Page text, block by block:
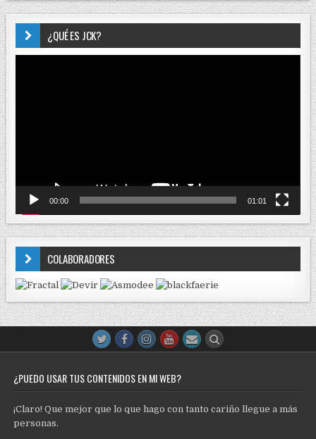
¿QUÉ ES JCK?
00:00 01:01
COLABORADORES
¿PUEDO USAR TUS CONTENIDOS EN MI WEB?
¡Claro! Que mejor que lo que hago con tanto cariño llegue a más
personas.